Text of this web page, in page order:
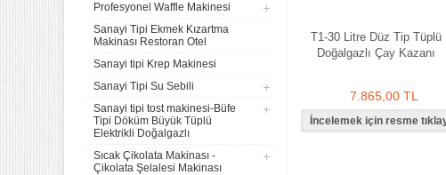
Profesyonel Waffle Makinesi
Sanayi Tipi Ekmek Kızartma
Makinası Restoran Otel
Sanayi tipi Krep Makinesi
Sanayi Tipi Su Sebili
Sanayi tipi tost makinesi-Büfe
Tipi Döküm Büyük Tüplü
Elektrikli Doğalgazlı
Sıcak Çikolata Makinası -
Çikolata Şelalesi Makinası
T1-30 Litre Düz Tip Tüplü
Doğalgazlı Çay Kazanı
7.865,00 TL